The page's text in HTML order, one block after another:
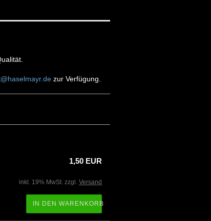
zur Verfügung.
1,50 EUR
inkl. 19% MwSt. zzgl. Versand
IN DEN WARENKORB